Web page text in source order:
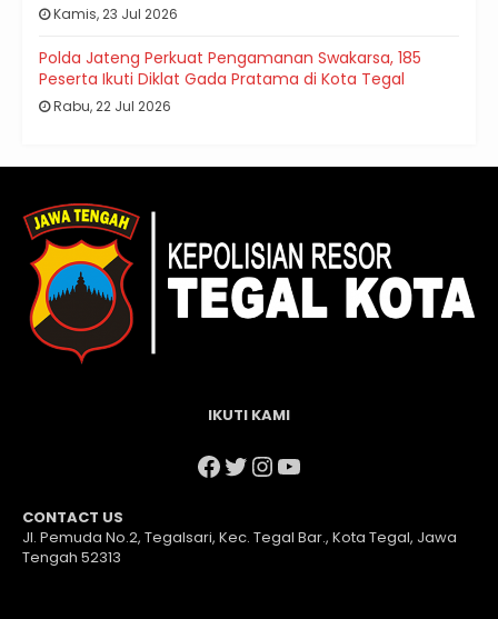
Kamis, 23 Jul 2026
Polda Jateng Perkuat Pengamanan Swakarsa, 185
Peserta Ikuti Diklat Gada Pratama di Kota Tegal
Rabu, 22 Jul 2026
IKUTI KAMI
Facebook
Twitter
Instagram
YouTube
CONTACT US
Jl. Pemuda No.2, Tegalsari, Kec. Tegal Bar., Kota Tegal, Jawa
Tengah 52313